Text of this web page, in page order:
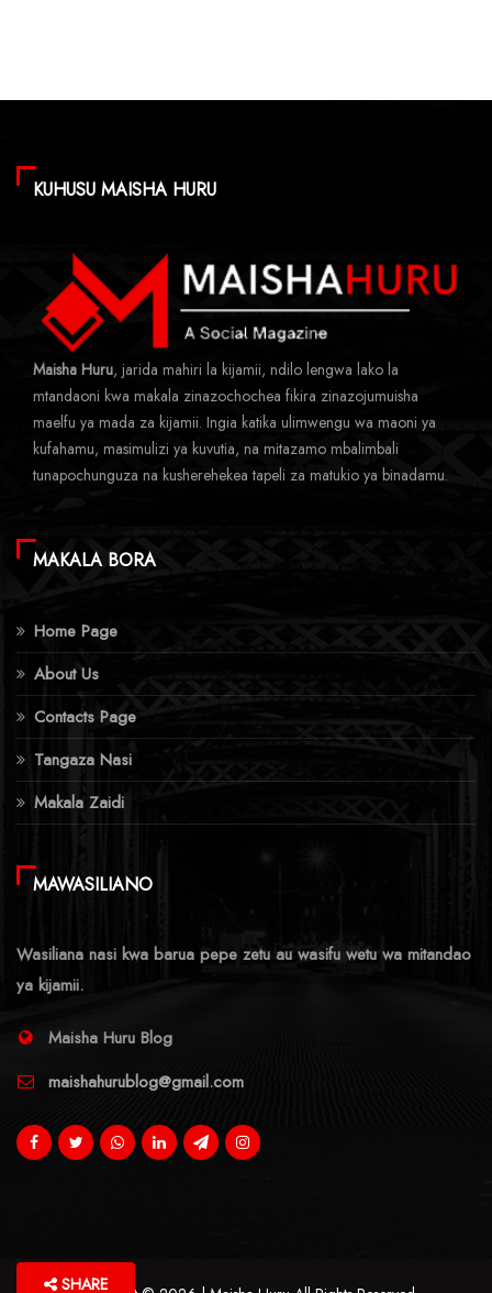
KUHUSU MAISHA HURU
Maisha Huru, jarida mahiri la kijamii, ndilo lengwa lako la
mtandaoni kwa makala zinazochochea fikira zinazojumuisha
maelfu ya mada za kijamii. Ingia katika ulimwengu wa maoni ya
kufahamu, masimulizi ya kuvutia, na mitazamo mbalimbali
tunapochunguza na kusherehekea tapeli za matukio ya binadamu.
MAKALA BORA
Home Page
About Us
Contacts Page
Tangaza Nasi
Makala Zaidi
MAWASILIANO
Wasiliana nasi kwa barua pepe zetu au wasifu wetu wa mitandao
ya kijamii.
Maisha Huru Blog
maishahurublog@gmail.com
SHARE